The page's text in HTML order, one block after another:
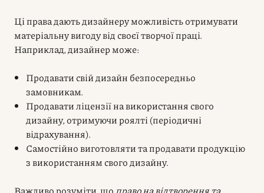
Ці права дають дизайнеру можливість отримувати
матеріальну вигоду від своєї творчої праці.
Наприклад, дизайнер може:
Продавати свій дизайн безпосередньо
замовникам.
Продавати ліцензії на використання свого
дизайну, отримуючи роялті (періодичні
відрахування).
Самостійно виготовляти та продавати продукцію
з використанням свого дизайну.
Важливо розуміти, що право на відтворення та